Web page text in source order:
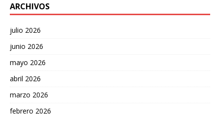
ARCHIVOS
julio 2026
junio 2026
mayo 2026
abril 2026
marzo 2026
febrero 2026